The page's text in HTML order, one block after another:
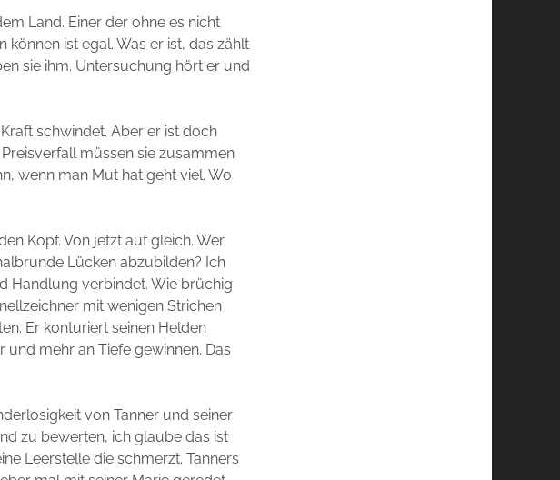
Land. Einer der ohne es nicht
können ist egal. Was er ist, das zählt
sie ihm. Untersuchung hört er und
schwindet. Aber er ist doch
müssen sie zusammen
wenn man Mut hat geht viel. Wo
Kopf. Von jetzt auf gleich. Wer
Lücken abzubilden? Ich
Handlung verbindet. Wie brüchig
mit wenigen Strichen
Er konturiert seinen Helden
mehr an Tiefe gewinnen. Das
von Tanner und seiner
zu bewerten, ich glaube das ist
Leerstelle die schmerzt. Tanners